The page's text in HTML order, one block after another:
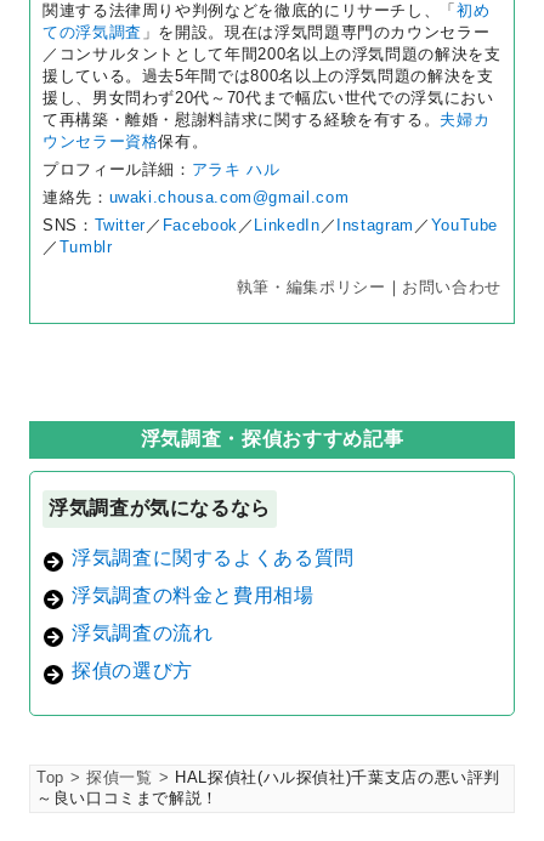
関連する法律周りや判例などを徹底的にリサーチし、「 初め
ての浮気調査 」を開設。現在は浮気問題専門のカウンセラー
／コンサルタントとして年間200名以上の浮気問題の解決を支
援している。過去5年間では800名以上の浮気問題の解決を支
援し、男女問わず20代～70代まで幅広い世代での浮気におい
て再構築・離婚・慰謝料請求に関する経験を有する。 夫婦カ
ウンセラー資格保有。
プロフィール詳細： アラキ ハル
連絡先： uwaki.chousa.com@gmail.com
SNS： Twitter／ Facebook ／ LinkedIn ／ Instagram ／ YouTube
／ Tumblr
執筆・編集ポリシー ｜ お問い合わせ
浮気調査・探偵おすすめ記事
浮気調査が気になるなら
浮気調査に関するよくある質問
浮気調査の料金と費用相場
浮気調査の流れ
探偵の選び方
Top 探偵一覧
HAL探偵社(ハル探偵社)千葉支店の悪い評判
～良い口コミまで解説！